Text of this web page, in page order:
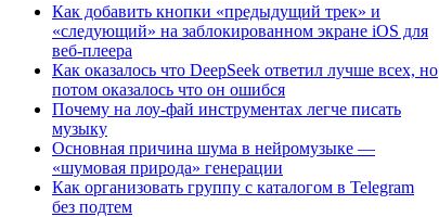
Как добавить кнопки «предыдущий трек» и
«следующий» на заблокированном экране iOS для
веб‑плеера
Как оказалось что DeepSeek ответил лучше всех, но
потом оказалось что он ошибся
Почему на лоу-фай инструментах легче писать
музыку
Основная причина шума в нейромузыке —
«шумовая природа» генерации
Как организовать группу с каталогом в Telegram
без подтем